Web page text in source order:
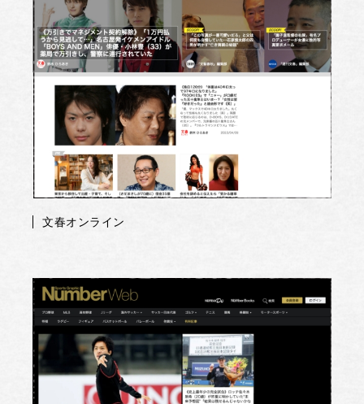
文春オンライン